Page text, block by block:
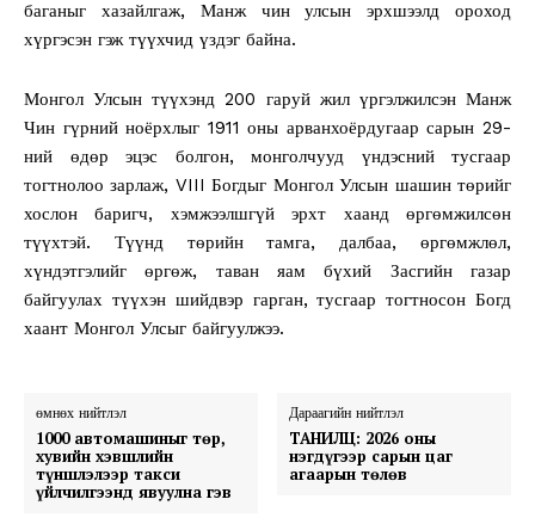
баганыг хазайлгаж, Манж чин улсын эрхшээлд ороход
хүргэсэн гэж түүхчид үздэг байна.
Монгол Улсын түүхэнд 200 гаруй жил үргэлжилсэн Манж
Чин гүрний ноёрхлыг 1911 оны арванхоёрдугаар сарын 29-
ний өдөр эцэс болгон, монголчууд үндэсний тусгаар
тогтнолоо зарлаж, VIII Богдыг Монгол Улсын шашин төрийг
хослон баригч, хэмжээлшгүй эрхт хаанд өргөмжилсөн
түүхтэй. Түүнд төрийн тамга, далбаа, өргөмжлөл,
хүндэтгэлийг өргөж, таван яам бүхий Засгийн газар
байгуулах түүхэн шийдвэр гарган, тусгаар тогтносон Богд
хаант Монгол Улсыг байгуулжээ.
өмнөх нийтлэл
1000 автомашиныг төр,
хувийн хэвшлийн
түншлэлээр такси
үйлчилгээнд явуулна гэв
Дараагийн нийтлэл
ТАНИЛЦ: 2026 оны
нэгдүгээр сарын цаг
агаарын төлөв